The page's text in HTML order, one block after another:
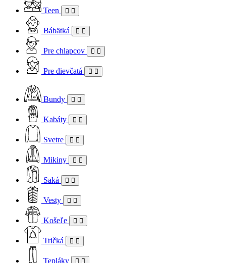
Teen
Bábätká
Pre chlapcov
Pre dievčatá
Bundy
Kabáty
Svetre
Mikiny
Saká
Vesty
Košeľe
Tričká
Tepláky